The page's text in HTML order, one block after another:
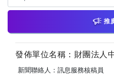
推
發佈單位名稱：財團法人
新聞聯絡人：訊息服務核稿員